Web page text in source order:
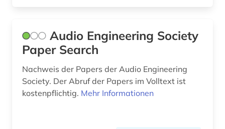
human-computer interface (1)
hybridantrieb (1)
händler (1)
hüttenindustrie (1)
Audio Engineering Society
Paper Search
Nachweis der Papers der Audio Engineering
Society. Der Abruf der Papers im Volltext ist
kostenpflichtig. Mehr Informationen